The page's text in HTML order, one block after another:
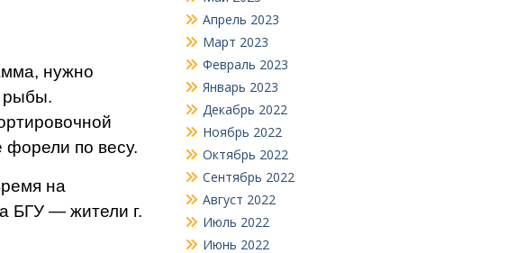
нужно
рыбы.
форели по весу.
на
БГУ — жители г.
Апрель 2023
Март 2023
Февраль 2023
Январь 2023
Декабрь 2022
Ноябрь 2022
Октябрь 2022
Сентябрь 2022
Август 2022
Июль 2022
Июнь 2022